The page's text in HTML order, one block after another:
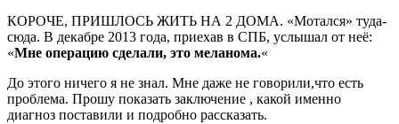
КОРОЧЕ, ПРИШЛОСЬ ЖИТЬ НА 2 ДОМА. «Мотался» туда-
сюда. В декабре 2013 года, приехав в СПБ, услышал от неё:
«Мне операцию сделали, это меланома.«
До этого ничего я не знал. Мне даже не говорили,что есть
проблема. Прошу показать заключение , какой именно
диагноз поставили и подробно рассказать.